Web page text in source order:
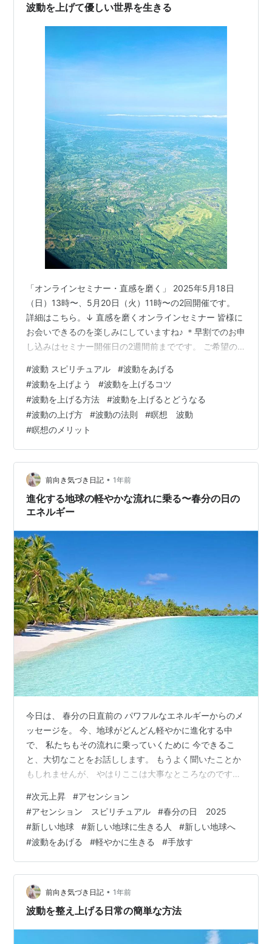
波動を上げて優しい世界を生きる
「オンラインセミナー・直感を磨く」 2025年5月18日
（日）13時〜、5月20日（火）11時〜の2回開催です。
詳細はこちら。↓ 直感を磨くオンラインセミナー 皆様に
お会いできるのを楽しみにしていますね♪ ＊早割でのお申
し込みはセミナー開催日の2週間前までです。 ご希望の
感想をアップしました。ぜひ読んでみてくださいね♪ ↓直
感を磨くセミナーのご感想 - 前向き気づき日記 昨日から
東京に来ています♪ 今回は以前ロサンゼルスでお世話にな
った先生が、 修了生向けの講座や懇親会を 東京ですると
のことで、 日本でお会いできるなんてぜひ行きたい！ …
#波動 スピリチュアル #波動をあげる
#波動を上げよう #波動を上げるコツ
#波動を上げる方法 #波動を上げるとどうなる
#波動の上げ方 #波動の法則 #瞑想 波動
#瞑想のメリット
前向き気づき日記 • 1年前
進化する地球の軽やかな流れに乗る〜春分の日の
エネルギー
今日は、 春分の日直前の パワフルなエネルギーからのメ
ッセージを。 今、地球がどんどん軽やかに進化する中
で、 私たちもその流れに乗っていくために 今できるこ
と、大切なことをお話しします。 もうよく聞いたことか
もしれませんが、 やはりここは大事なところなのです。
ださいね(^^) ・ 今日はひんやりとした空気に乗って 光が
ハートの奥まで届くのを感じる一日でした。 春分の日直
前の軽やかな目覚めのエネルギーが、 私たちの中のいら
ないものを 根底から揺り動かし、 「今こそ手放す時です
よ〜 気づいて！ ほら、それ重いでしょう？」と感じさ
せ、 「重いもの…
#次元上昇 #アセンション
#アセンション スピリチュアル #春分の日 2025
#新しい地球 #新しい地球に生きる人 #新しい地球へ
#波動をあげる #軽やかに生きる #手放す
前向き気づき日記 • 1年前
波動を整え上げる日常の簡単な方法